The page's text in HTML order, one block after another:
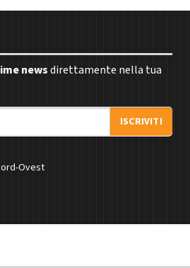
newsdirettamente nella tua
ISCRIVITI
Ovest